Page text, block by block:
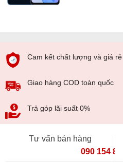
Cam kết chất lượng và giá rẻ
Giao hàng COD toàn quốc
Trả góp lãi suất 0%
Tư vấn bán hàng
090 154 8866